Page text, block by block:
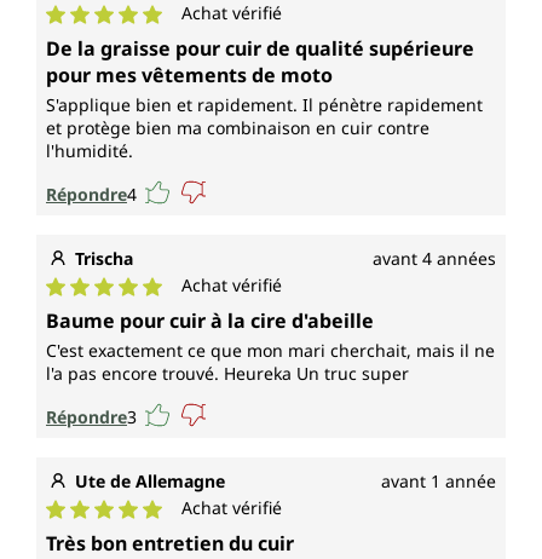
Note moyenne de 5 sur 5 étoiles
Achat vérifié
De la graisse pour cuir de qualité supérieure
pour mes vêtements de moto
S'applique bien et rapidement. Il pénètre rapidement
et protège bien ma combinaison en cuir contre
l'humidité.
Répondre4
Trischa avant 4 années
Note moyenne de 5 sur 5 étoiles
Achat vérifié
Baume pour cuir à la cire d'abeille
C'est exactement ce que mon mari cherchait, mais il ne
l'a pas encore trouvé. Heureka Un truc super
Répondre3
Ute de Allemagne avant 1 année
Note moyenne de 5 sur 5 étoiles
Achat vérifié
Très bon entretien du cuir